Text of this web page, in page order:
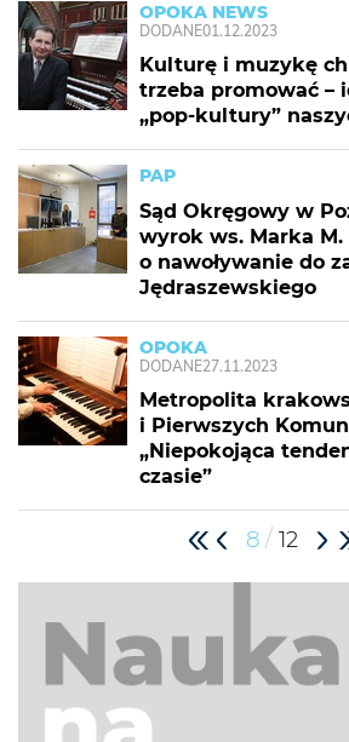
OPOKA NEWS
DODANE01.12.2023
Kulturę i muzykę
trzeba promować –
„pop-kultury”
PAP
Sąd Okręgowy w
wyrok ws. Marka M.
o nawoływanie do
Jędraszewskiego
OPOKA
DODANE27.11.2023
Metropolita
i Pierwszych
„Niepokojąca
czasie”
8 / 12